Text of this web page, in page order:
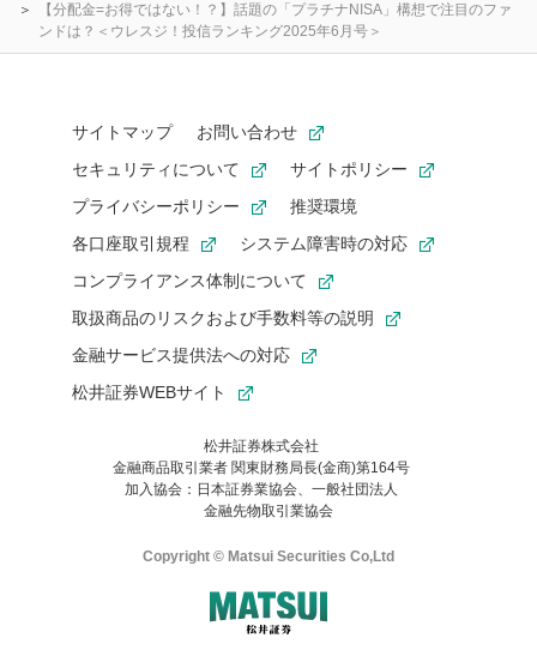
【分配金=お得ではない！？】話題の「プラチナNISA」構想で注目のファ
ンドは？＜ウレスジ！投信ランキング2025年6月号＞
サイトマップ
お問い合わせ
セキュリティについて
サイトポリシー
プライバシーポリシー
推奨環境
各口座取引規程
システム障害時の対応
コンプライアンス体制について
取扱商品のリスクおよび手数料等の説明
金融サービス提供法への対応
松井証券WEBサイト
松井証券株式会社
金融商品取引業者 関東財務局長(金商)第164号
加入協会：日本証券業協会、一般社団法人
金融先物取引業協会
Copyright © Matsui Securities Co,Ltd
お気に入り機能は松井証券の会員限定の機能です。
お気に入り登録いただくと、後からいつでもお気に入りのコンテ
ンツを一覧でご確認いただけます。
ご利用いただくには口座開設が必要です。
はご利用の端末で一度ログインしてください。